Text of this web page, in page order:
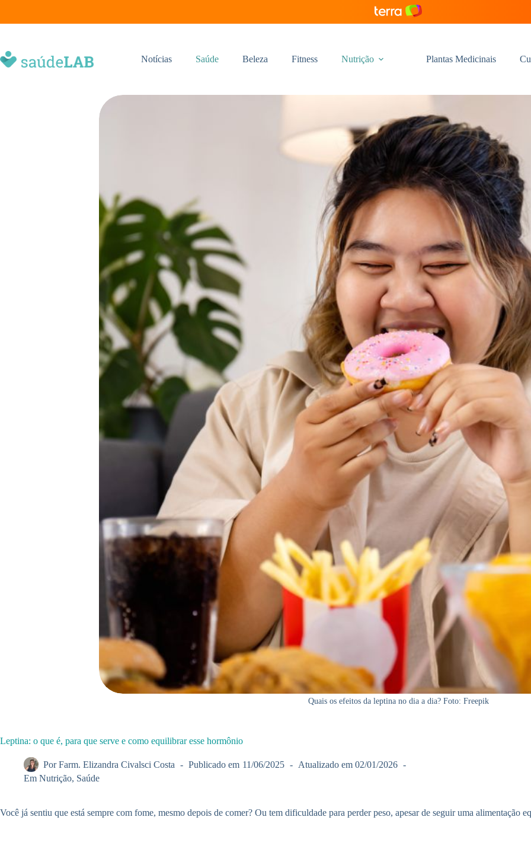
Notícias Saúde Beleza Fitness Nutrição Plantas Medicinais
Quais os efeitos da leptina no dia a dia? Foto: Freepik
Leptina: o que é, para que serve e como equilibrar esse hormônio
Por Farm. Elizandra Civalsci Costa Publicado em 11/06/2025 Atualizado em 02/01/2026
Em Nutrição, Saúde
Você já sentiu que está sempre com fome, mesmo depois de comer? Ou tem dificuldade para perder peso, apesar de seguir uma alimentação